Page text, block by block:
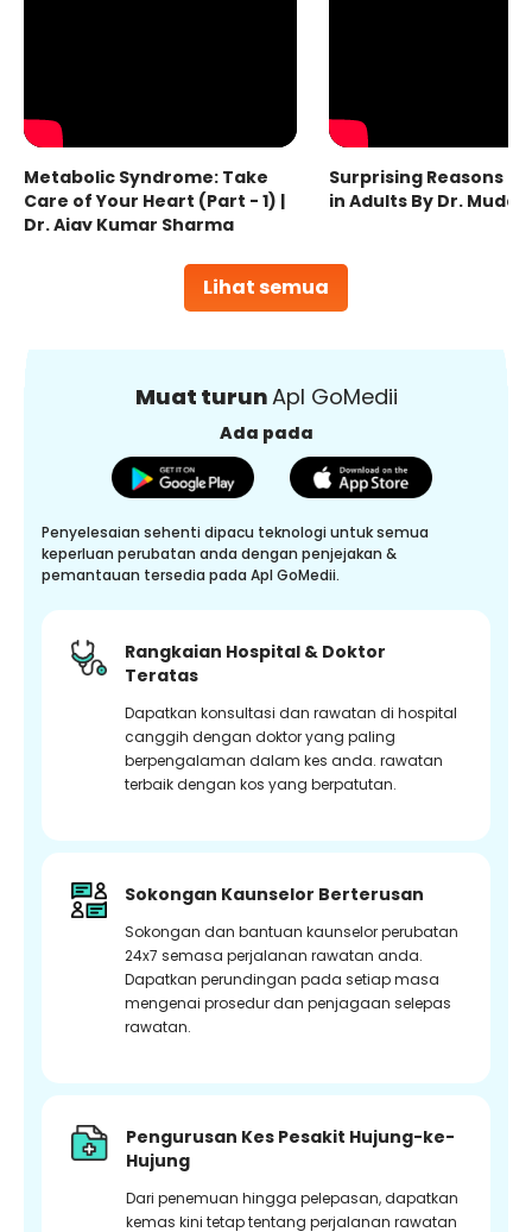
Lihat semua
Metabolic Syndrome: Take
Care of Your Heart (Part - 1) |
Dr. Ajay Kumar Sharma
Surprising Reasons
in Adults By Dr.
Muat turunApl GoMedii
Ada pada
Penyelesaian sehenti dipacu teknologi untuk semua
keperluan perubatan anda dengan penjejakan &
pemantauan tersedia pada Apl GoMedii.
Rangkaian Hospital & Doktor
Teratas
Dapatkan konsultasi dan rawatan di hospital
canggih dengan doktor yang paling
berpengalaman dalam kes anda. rawatan
terbaik dengan kos yang berpatutan.
Sokongan Kaunselor Berterusan
Sokongan dan bantuan kaunselor perubatan
24x7 semasa perjalanan rawatan anda.
Dapatkan perundingan pada setiap masa
mengenai prosedur dan penjagaan selepas
rawatan.
Pengurusan Kes Pesakit Hujung-ke-
Hujung
Dari penemuan hingga pelepasan, dapatkan
kemas kini tetap tentang perjalanan rawatan